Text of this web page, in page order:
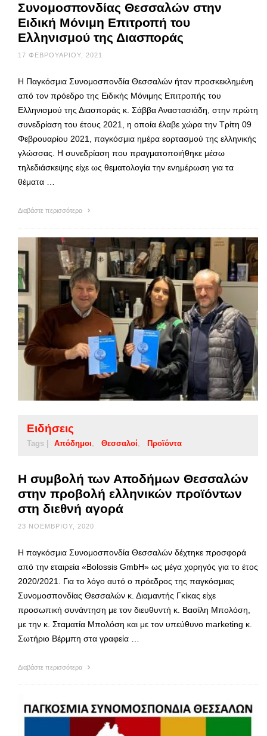
Συνομοσπονδίας Θεσσαλών στην
Ειδική Μόνιμη Επιτροπή του
Ελληνισμού της Διασποράς
17 ΦΕΒΡΟΥΑΡΊΟΥ, 2021
Η Παγκόσμια Συνομοσπονδία Θεσσαλών ήταν προσκεκλημένη
από τον πρόεδρο της Ειδικής Μόνιμης Επιτροπής του
Ελληνισμού της Διασποράς κ. Σάββα Αναστασιάδη, στην πρώτη
συνεδρίαση του έτους 2021, η οποία έλαβε χώρα την Τρίτη 09
Φεβρουαρίου 2021, παγκόσμια ημέρα εορτασμού της ελληνικής
γλώσσας. Η συνεδρίαση που πραγματοποιήθηκε μέσω
τηλεδιάσκεψης είχε ως θεματολογία την ενημέρωση για τα
θέματα …
Διαβάστε περισσότερα
Ειδήσεις
Tags | Απόδημοι Θεσσαλοί Προϊόντα
Η συμβολή των Αποδήμων Θεσσαλών
στην προβολή ελληνικών προϊόντων
στη διεθνή αγορά
23 ΝΟΕΜΒΡΊΟΥ, 2020
Η παγκόσμια Συνομοσπονδία Θεσσαλών δέχτηκε προσφορά
από την εταιρεία «Bolossis GmbH» ως μέγα χορηγός για το έτος
2020/2021. Για το λόγο αυτό ο πρόεδρος της παγκόσμιας
Συνομοσπονδίας Θεσσαλών κ. Διαμαντής Γκίκας είχε
προσωπική συνάντηση με τον διευθυντή κ. Βασίλη Μπολόση,
με την κ. Σταματία Μπολόση και με τον υπεύθυνο marketing κ.
Σωτήριο Βέρμπη στα γραφεία …
Διαβάστε περισσότερα